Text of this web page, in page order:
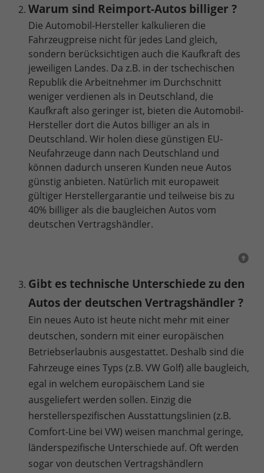
Warum sind Reimport-Autos billiger ?
Die Automobil-Hersteller kalkulieren die
Fahrzeugpreise nicht für jedes Land gleich,
sondern berücksichtigen auch die Kaufkraft des
jeweiligen Landes. Da z.B. in der tschechischen
Republik die Arbeitnehmer im Durchschnitt
weniger verdienen als in Deutschland, die
Kaufkraft also geringer ist, bieten die Automobil-
Hersteller dort die Autos billiger an als in
Deutschland. Wir holen diese günstigen EU-
Neufahrzeuge dann nach Deutschland und
können dadurch unseren Kunden neue Autos
günstig anbieten. Natürlich mit europaweit
gültiger Herstellergarantie und teilweise bis zu
40% billiger als die baugleichen Autos vom
deutschen Vertragshändler.
Gibt es technische Unterschiede zu den
Autos der deutschen Vertragshändler ?
Ein neues Auto ist heute nicht mehr mit einer
deutschen, sondern mit einer europäischen
Betriebserlaubnis ausgestattet. Deshalb sind die
Fahrzeuge eines Typs (z.B. VW Golf) alle baugleich,
egal in welchem europäischem Land sie
ausgeliefert werden sollen. Einzig die
herstellerspezifischen Ausstattungslinien (z.B.
Comfort-Line bei VW) weisen manchmal geringe,
länderspezifische Unterschiede auf. Oft werden
sogar von deutschen Vertragshändlern